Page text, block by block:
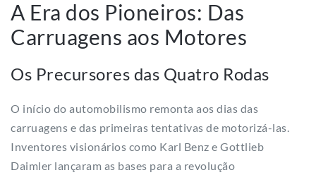
A Era dos Pioneiros: Das
Carruagens aos Motores
Os Precursores das Quatro Rodas
O início do automobilismo remonta aos dias das
carruagens e das primeiras tentativas de motorizá-las.
Inventores visionários como Karl Benz e Gottlieb
Daimler lançaram as bases para a revolução